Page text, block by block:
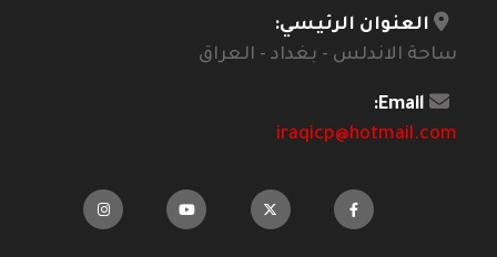
العنوان الرئيسي:
ساحة الاندلس - بغداد - العراق
Email:
iraqicp@hotmail.com